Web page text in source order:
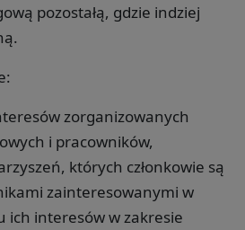
pozostałą, gdzie indziej
zorganizowanych
i pracowników,
których członkowie są
zainteresowanymi w
ich interesów w zakresie